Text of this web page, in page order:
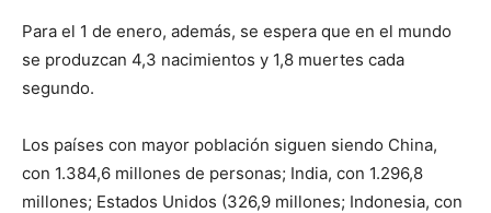
Para el 1 de enero, además, se espera que en el mundo
se produzcan 4,3 nacimientos y 1,8 muertes cada
segundo.
Los países con mayor población siguen siendo China,
con 1.384,6 millones de personas; India, con 1.296,8
millones; Estados Unidos (326,9 millones; Indonesia, con